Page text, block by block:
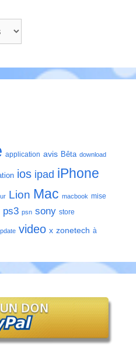
application avis Bêta download
ios ipad iPhone
Lion Mac macbook mise
ps3 psn sony store
video x zonetech à